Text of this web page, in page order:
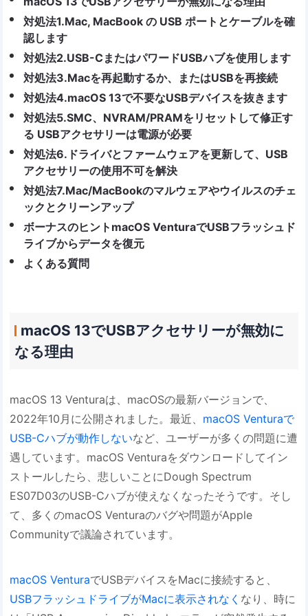
対処法1.Mac, MacBook の USB ポートとケーブルを確
認します
対処法2.USB-CまたはパワードUSBハブを使用します
対処法3.Macを再起動するか、またはUSBを再接続
対処法4.macOS 13で不要なUSBデバイスを抜きます
対処法5.SMC、NVRAM/PRAMをリセットして修正す
る USBアクセサリーは電源が必要
対処法6.ドライバとファームウェアを更新して、USB
アクセサリーの使用不可を解決
対処法7.Mac/MacBookのマルウェアやウイルスのチェ
ックとクリーンアップ
ボーナスのヒントmacOS VenturaでUSBフラッシュド
ライブからデータを復元
よくある質問
macOS 13でUSBアクセサリーが無効に
なる理由
macOS 13 Venturaは、macOSの最新バージョンで、
2022年10月に公開されました。最近、 macOS Venturaで
USB-Cハブが動作しないなど、ユーザーが多くの問題に遭
遇しています。macOS Venturaをダウンロードしてイン
ストールしたら、悲しいことにDough Spectrum
ES07D03のUSB-Cハブが使えなくなったそうです。そし
て、多くのmacOS Venturaのバグや問題がApple
Communityで議論されています。
macOS VenturaでUSBデバイスをMacに接続すると、
USBフラッシュドライブがMacに表示されなく なり、時に